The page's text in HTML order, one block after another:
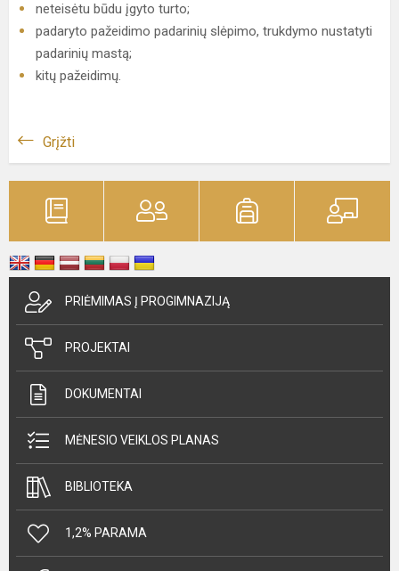
neteisėtu būdu įgyto turto;
padaryto pažeidimo padarinių slėpimo, trukdymo nustatyti
padarinių mastą;
kitų pažeidimų.
Grįžti
PRIĖMIMAS Į PROGIMNAZIJĄ
PROJEKTAI
DOKUMENTAI
MĖNESIO VEIKLOS PLANAS
BIBLIOTEKA
1,2% PARAMA